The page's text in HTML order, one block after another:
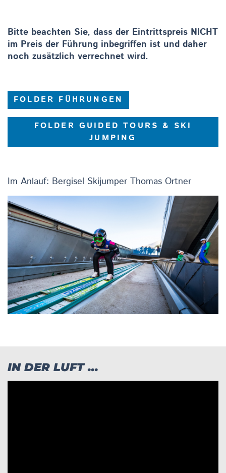
Bitte beachten Sie, dass der Eintrittspreis NICHT
im Preis der Führung inbegriffen ist und daher
noch zusätzlich verrechnet wird.
FOLDER FÜHRUNGEN
FOLDER GUIDED TOURS & SKI
JUMPING
Im Anlauf: Bergisel Skijumper Thomas Ortner
IN DER LUFT ...